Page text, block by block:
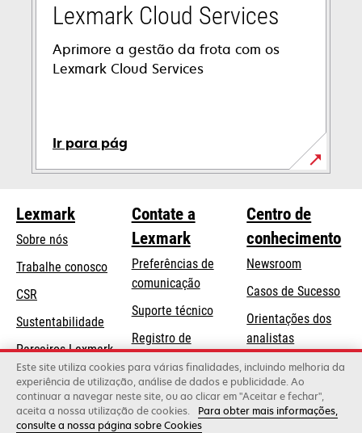
Lexmark Cloud Services
Aprimore a gestão da frota com os
Lexmark Cloud Services
Ir para pág
Lexmark
Sobre nós
Trabalhe conosco
CSR
Sustentabilidade
Parceiros Lexmark
Contate a
Lexmark
Preferências de
comunicação
Suporte técnicoabre
uma
nova
guia
Registro de
produtos
Onde comprar
Centro de
conhecimento
Newsroom
Casos de Sucesso
Orientações dos
analistas
Blog Lexmark
Este site utiliza cookies para várias finalidades, incluindo melhoria da
experiência de utilização, análise de dados e publicidade. Ao
continuar a navegar neste site, ou ao clicar em "Aceitar e fechar",
aceita a nossa utilização de cookies.
Para obter mais informações,
consulte a nossa página sobre Cookies